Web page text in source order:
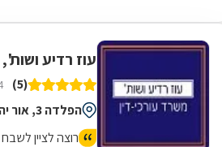
עוז רדיע
(5)
4
הפלדה 3, אור יהודה